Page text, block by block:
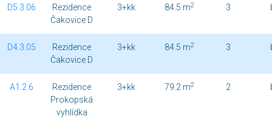
D5.3.06
Rezidence
Čakovice D
3+kk 84.5 m2 3
D4.3.05
Rezidence
Čakovice D
3+kk 84.5 m2 3
A1.2.6
Rezidence
Prokopská
vyhlídka
3+kk 79.2 m2 2